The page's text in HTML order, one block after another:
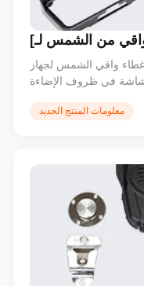
غطاء واقي الشمس لجهاز MDT665 هو ملحق متين وخفيف الوزن
في ظروف الإضاءة
المباشرة، مما يضمن
معلومات المنتج الجديد